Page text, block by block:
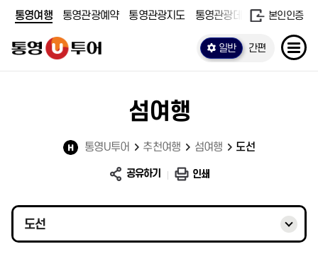
통영여행 통영관광예약 통영관광지도 통영관광데이터 본인인증
일반 간편
섬여행
통영U투어 추천여행 섬여행 도선
공유하기 인쇄
도선